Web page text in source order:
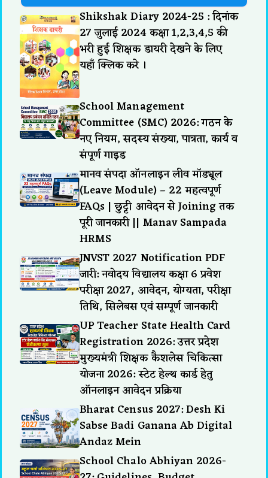
Shikshak Diary 2024-25 : दिनांक
27 जुलाई 2024 कक्षा 1,2,3,4,5 की
भरी हुई शिक्षक डायरी देखने के लिए
यहाँ क्लिक करे ।
School Management
Committee (SMC) 2026: गठन के
नए नियम, सदस्य संख्या, पात्रता, कार्य व
संपूर्ण गाइड
मानव संपदा ऑनलाइन लीव मॉड्यूल
(Leave Module) – 22 महत्वपूर्ण
FAQs | छुट्टी आवेदन से Joining तक
पूरी जानकारी || Manav Sampada
HRMS
JNVST 2027 Notification PDF
जारी: नवोदय विद्यालय कक्षा 6 प्रवेश
परीक्षा 2027, आवेदन, योग्यता, परीक्षा
तिथि, सिलेबस एवं सम्पूर्ण जानकारी
UP Teacher State Health Card
Registration 2026: उत्तर प्रदेश
मुख्यमंत्री शिक्षक कैशलेस चिकित्सा
योजना 2026: स्टेट हेल्थ कार्ड हेतु
ऑनलाइन आवेदन प्रक्रिया
Bharat Census 2027: Desh Ki
Sabse Badi Ganana Ab Digital
Andaz Mein
School Chalo Abhiyan 2026-